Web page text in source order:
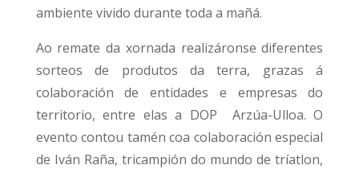
ambiente vivido durante toda a mañá.
Ao remate da xornada realizáronse diferentes
sorteos de produtos da terra, grazas á
colaboración de entidades e empresas do
territorio, entre elas a DOP Arzúa-Ulloa. O
evento contou tamén coa colaboración especial
de Iván Raña, tricampión do mundo de tríatlon,